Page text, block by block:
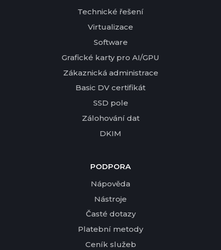
Technické řešení
Virtualizace
Software
Grafické karty pro AI/GPU
Zákaznická administrace
Basic DV certifikát
SSD pole
Zálohování dat
DKIM
PODPORA
Nápověda
Nástroje
Časté dotazy
Platební metody
Ceník služeb